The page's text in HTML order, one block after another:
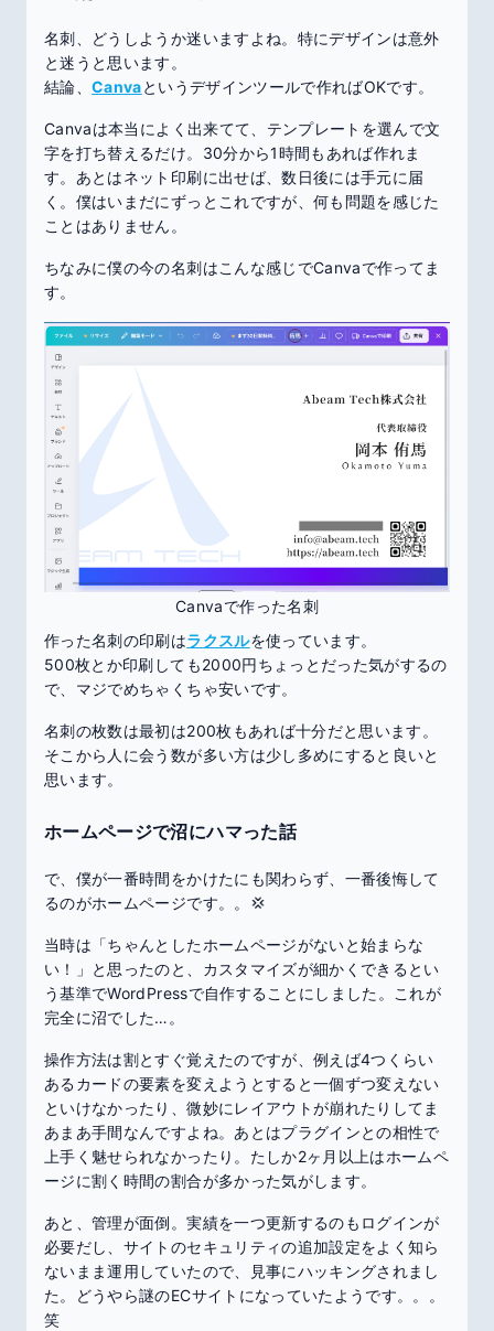
名刺、どうしようか迷いますよね。特にデザインは意外
と迷うと思います。
結論、Canvaというデザインツールで作ればOKです。
Canvaは本当によく出来てて、テンプレートを選んで文
字を打ち替えるだけ。30分から1時間もあれば作れま
す。あとはネット印刷に出せば、数日後には手元に届
く。僕はいまだにずっとこれですが、何も問題を感じた
ことはありません。
ちなみに僕の今の名刺はこんな感じでCanvaで作ってま
す。
Canvaで作った名刺
作った名刺の印刷はラクスルを使っています。
500枚とか印刷しても2000円ちょっとだった気がするの
で、マジでめちゃくちゃ安いです。
名刺の枚数は最初は200枚もあれば十分だと思います。
そこから人に会う数が多い方は少し多めにすると良いと
思います。
ホームページで沼にハマった話
で、僕が一番時間をかけたにも関わらず、一番後悔して
るのがホームページです。。💢
当時は「ちゃんとしたホームページがないと始まらな
い！」と思ったのと、カスタマイズが細かくできるとい
う基準でWordPressで自作することにしました。これが
完全に沼でした…。
操作方法は割とすぐ覚えたのですが、例えば4つくらい
あるカードの要素を変えようとすると一個ずつ変えない
といけなかったり、微妙にレイアウトが崩れたりしてま
あまあ手間なんですよね。あとはプラグインとの相性で
上手く魅せられなかったり。たしか2ヶ月以上はホームペ
ージに割く時間の割合が多かった気がします。
あと、管理が面倒。実績を一つ更新するのもログインが
必要だし、サイトのセキュリティの追加設定をよく知ら
ないまま運用していたので、見事にハッキングされまし
た。どうやら謎のECサイトになっていたようです。。。
笑